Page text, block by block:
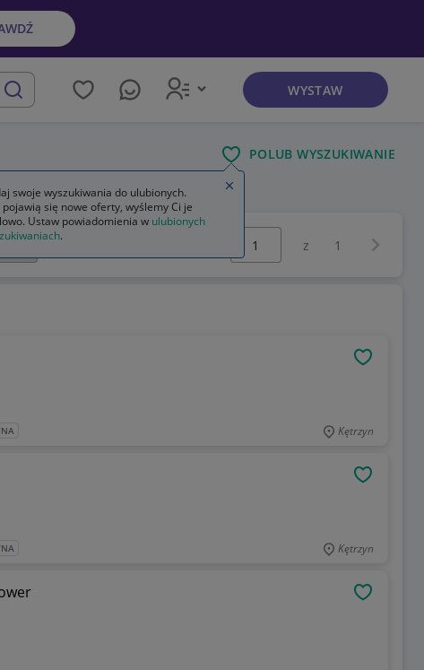
szukaj WYSTAW
POLUB WYSZUKIWANIE
z 1
Kętrzyn
Kętrzyn
swoje wyszukiwania do ulubionych.
pojawią się nowe oferty, wyślemy Ci je
Ustaw powiadomienia w ulubionych
.
Zamknij wskazówkę